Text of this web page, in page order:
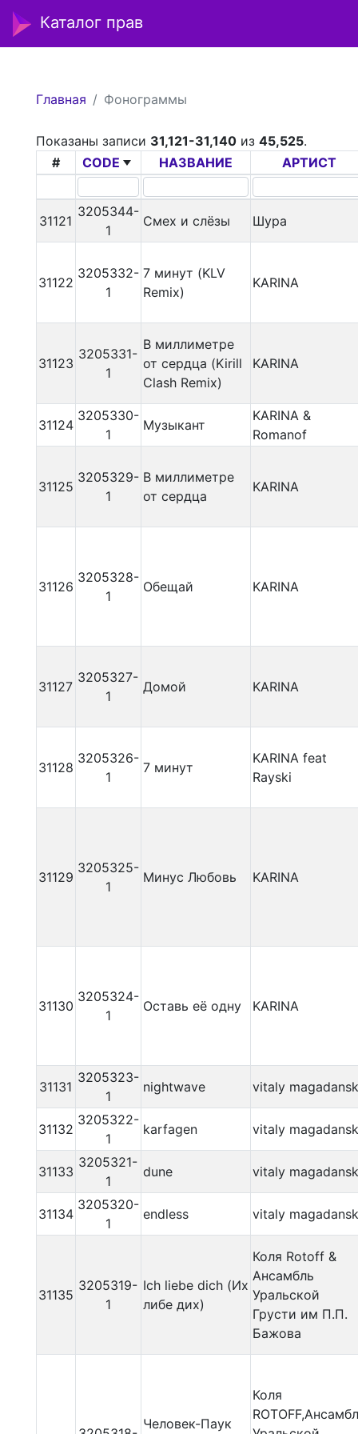
Каталог прав
Главная Фонограммы
Показаны записи 31,121-31,140из 45,525.
#
CODE НАЗВАНИЕ АРТИСТ
31121
3205344-
1
Смех и слёзы Шура
31122
3205332-
1
7 минут (KLV
Remix)
KARINA
31123
3205331-
1
В миллиметре
от сердца (Kirill
Clash Remix)
KARINA
31124
3205330-
1
Музыкант
KARINA &
Romanof
31125
3205329-
1
В миллиметре
от сердца
KARINA
31126
3205328-
1
Обещай KARINA
31127
3205327-
1
Домой KARINA
31128
3205326-
1
7 минут
KARINA feat
Rayski
31129
3205325-
1
Минус Любовь KARINA
31130
3205324-
1
Оставь её одну KARINA
31131
3205323-
1
nightwave vitaly
31132
3205322-
1
karfagen vitaly
31133
3205321-
1
dune vitaly
31134
3205320-
1
endless vitaly
31135
3205319-
1
Ich liebe dich (Их
либе дих)
Коля Rotoff &
Ансамбль
Уральской
Грусти им П.П.
Бажова
Человек-Паук
Коля